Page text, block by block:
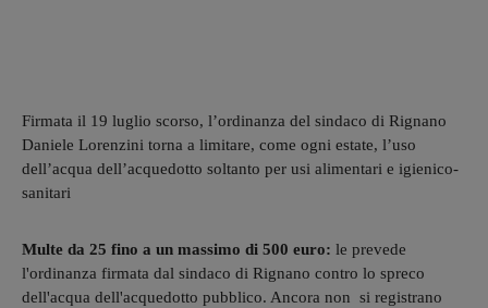
Firmata il 19 luglio scorso, l’ordinanza del sindaco di Rignano
Daniele Lorenzini torna a limitare, come ogni estate, l’uso
dell’acqua dell’acquedotto soltanto per usi alimentari e igienico-
sanitari
Multe da 25 fino a un massimo di 500 euro: le prevede
l'ordinanza firmata dal sindaco di Rignano contro lo spreco
dell'acqua dell'acquedotto pubblico. Ancora non si registrano